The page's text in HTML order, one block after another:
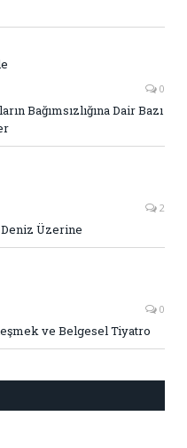
0
Bağımsızlığına Dair Bazı
2
Üzerine
0
ve Belgesel Tiyatro